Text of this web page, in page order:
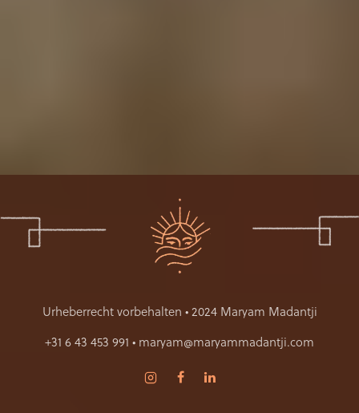
Urheberrecht vorbehalten • 2024 Maryam Madantji
+31 6 43 453 991 • maryam@maryammadantji.com